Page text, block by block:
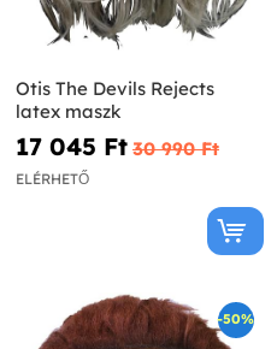
Otis The Devils Rejects
latex maszk
17 045 Ft‎ 30 990 Ft‎
ELÉRHETŐ
-50%